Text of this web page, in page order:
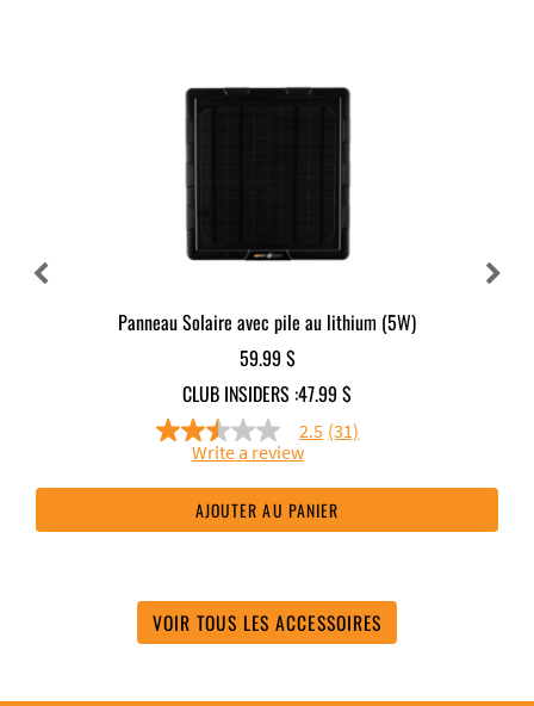
Panneau Solaire avec pile au lithium (5W)
59.99 $
CLUB INSIDERS :47.99 $
2.5
out
stars,
average
31
Reviews.
Same
2.5 (31)
Write a review
AJOUTER AU PANIER
VOIR TOUS LES ACCESSOIRES